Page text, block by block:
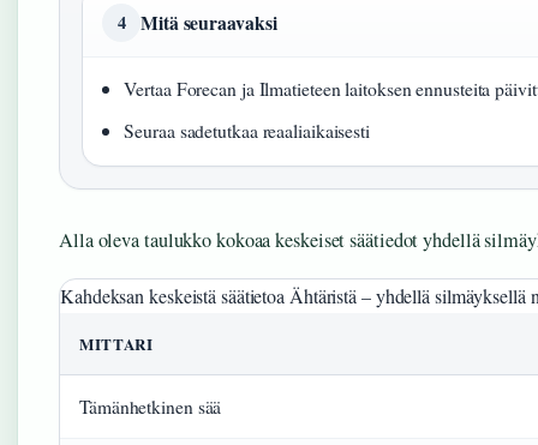
4 Mitä seuraavaksi
Vertaa Forecan ja Ilmatieteen laitoksen ennusteita
Seuraa sadetutkaa reaaliaikaisesti
Alla oleva taulukko kokoaa keskeiset säätiedot yhdellä
Kahdeksan keskeistä säätietoa Ähtäristä – yhdellä
MITTARI
Tämänhetkinen sää